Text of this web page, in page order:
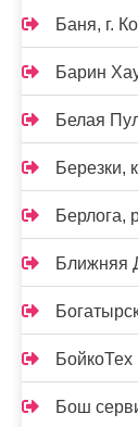
Баня, г.
Барин
Белая
Березки,
Берлога,
Ближняя
БойкоТех
Бош